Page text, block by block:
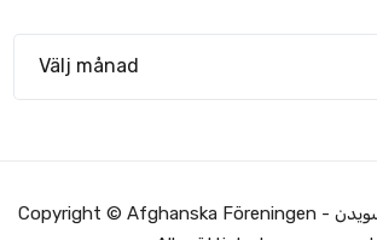
Copyright © Afghanska Föreningen - انجمن افغانها در سویدن.